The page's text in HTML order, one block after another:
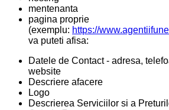
mentenanta
pagina proprie
(exemplu: https://
va puteti afisa:
Datele de Contact - adresa,
website
Descriere afacere
Logo
Descrierea Serviciilor si a